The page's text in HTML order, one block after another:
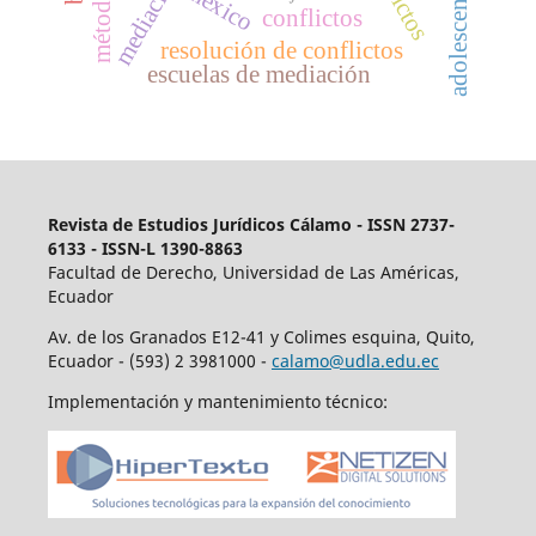
resolución de conflictos
escuelas de mediación
conflictos
Revista de Estudios Jurídicos Cálamo - ISSN 2737-
6133 - ISSN-L 1390-8863
Facultad de Derecho, Universidad de Las Américas,
Ecuador
Av. de los Granados E12-41 y Colimes esquina, Quito,
Ecuador - (593) 2 3981000 - calamo@udla.edu.ec
Implementación y mantenimiento técnico: